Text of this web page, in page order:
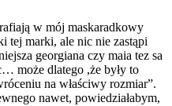
w mój maskaradkowy
tej marki, ale nic nie zastąpi
georgiana czy maia tez sa
może dlatego ,że były to
na właściwy rozmiar”.
nawet, powiedziałabym,